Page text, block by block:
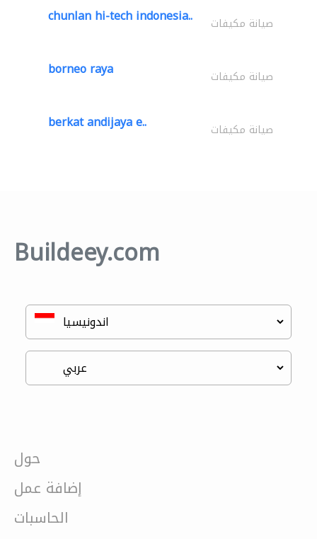
chunlan hi-tech indonesia.. صيانة مكيفات
borneo raya صيانة مكيفات
berkat andijaya e.. صيانة مكيفات
Buildeey.com
حول
إضافة عمل
الحاسبات